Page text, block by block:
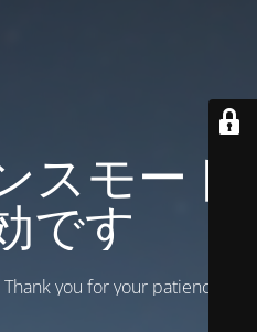
スモード
です
you for your patience!